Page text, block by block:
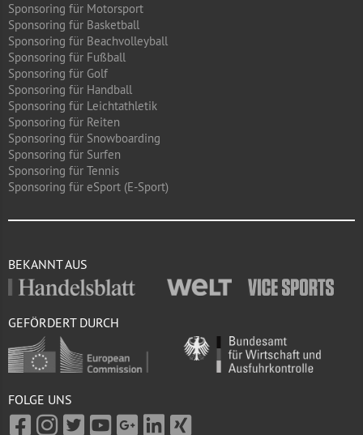
Sponsoring für Motorsport
Sponsoring für Basketball
Sponsoring für Beachvolleyball
Sponsoring für Fußball
Sponsoring für Golf
Sponsoring für Handball
Sponsoring für Leichtathletik
Sponsoring für Reiten
Sponsoring für Snowboarding
Sponsoring für Surfen
Sponsoring für Tennis
Sponsoring für eSport (E-Sport)
BEKANNT AUS
GEFÖRDERT DURCH
FOLGE UNS